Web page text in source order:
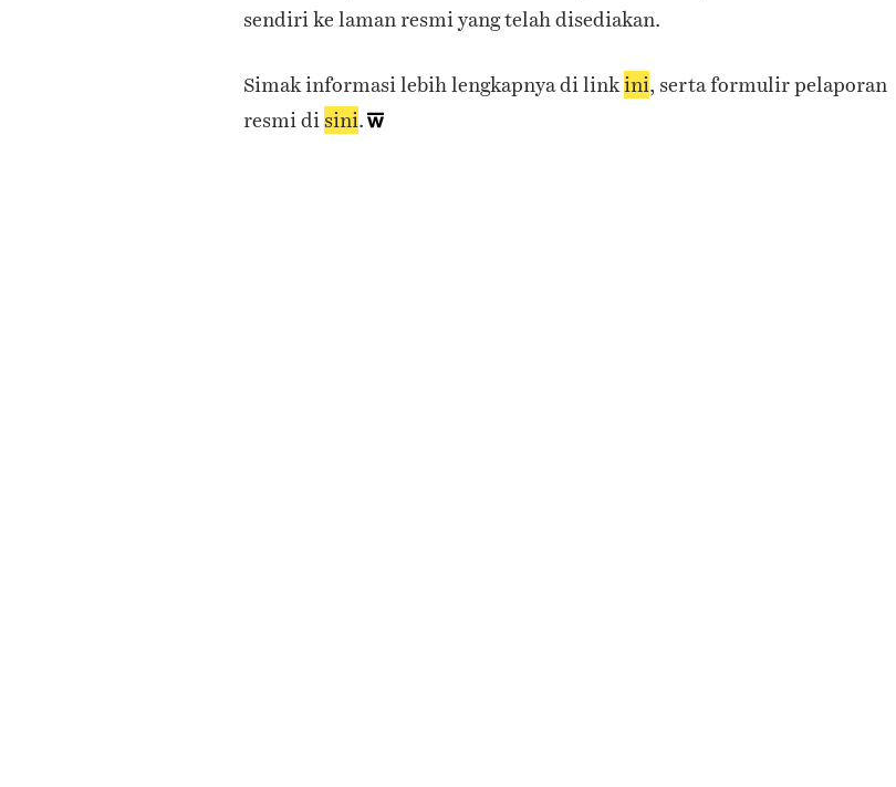
sendiri ke laman resmi yang telah disediakan.
Simak informasi lebih lengkapnya di linkini, serta formulir pelaporan
resmi di sini.